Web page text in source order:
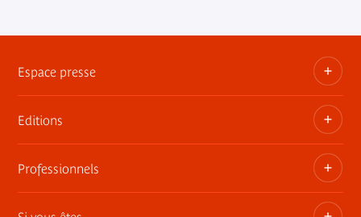
Espace presse
Dossiers, communiqués, bandes annonces
Contact presse
Editions
Les publications du musée
Professionnels